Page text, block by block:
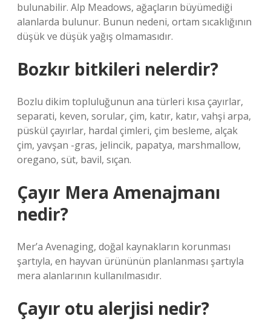
bulunabilir. Alp Meadows, ağaçların büyümediği
alanlarda bulunur. Bunun nedeni, ortam sıcaklığının
düşük ve düşük yağış olmamasıdır.
Bozkır bitkileri nelerdir?
Bozlu dikim topluluğunun ana türleri kısa çayırlar,
separati, keven, sorular, çim, katır, katır, vahşi arpa,
püskül çayırlar, hardal çimleri, çim besleme, alçak
çim, yavşan -gras, jelincik, papatya, marshmallow,
oregano, süt, bavil, sıçan.
Çayır Mera Amenajmanı
nedir?
Mer’a Avenaging, doğal kaynakların korunması
şartıyla, en hayvan ürününün planlanması şartıyla
mera alanlarının kullanılmasıdır.
Çayır otu alerjisi nedir?